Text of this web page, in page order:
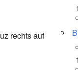
rechts auf